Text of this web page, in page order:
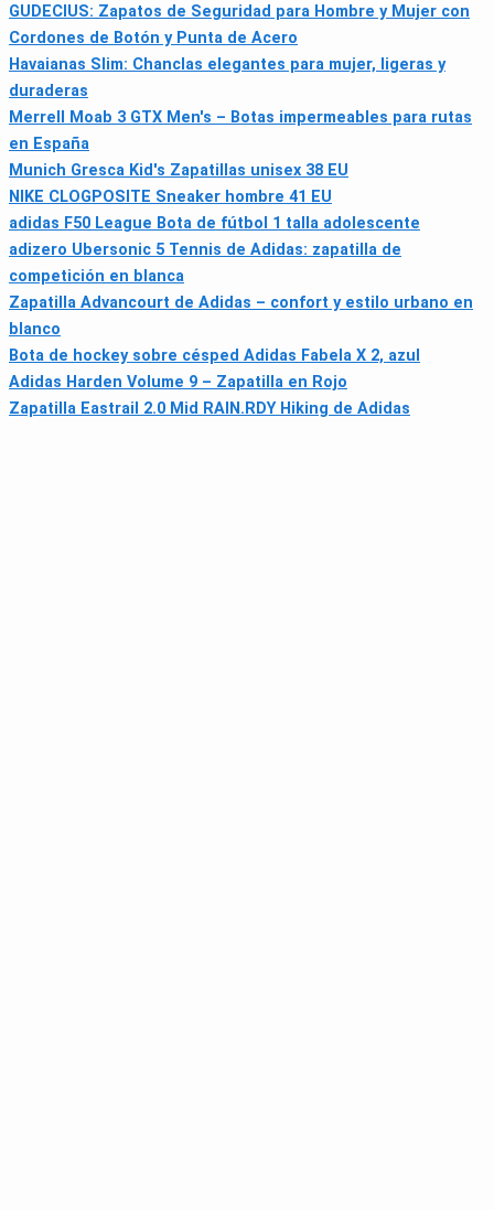
GUDECIUS: Zapatos de Seguridad para Hombre y Mujer con
Cordones de Botón y Punta de Acero
Havaianas Slim: Chanclas elegantes para mujer, ligeras y
duraderas
Merrell Moab 3 GTX Men's – Botas impermeables para rutas
en España
Munich Gresca Kid's Zapatillas unisex 38 EU
NIKE CLOGPOSITE Sneaker hombre 41 EU
adidas F50 League Bota de fútbol 1 talla adolescente
adizero Ubersonic 5 Tennis de Adidas: zapatilla de
competición en blanca
Zapatilla Advancourt de Adidas – confort y estilo urbano en
blanco
Bota de hockey sobre césped Adidas Fabela X 2, azul
Adidas Harden Volume 9 – Zapatilla en Rojo
Zapatilla Eastrail 2.0 Mid RAIN.RDY Hiking de Adidas